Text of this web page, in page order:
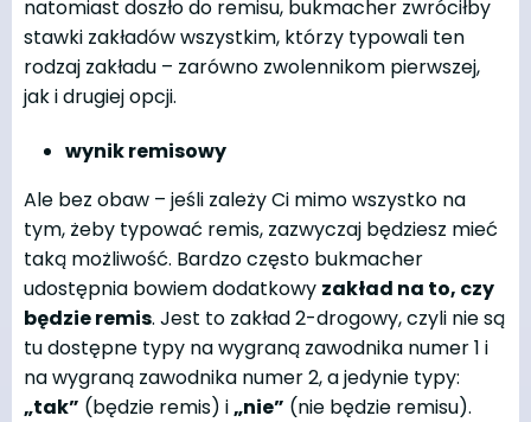
natomiast doszło do remisu, bukmacher zwróciłby
stawki zakładów wszystkim, którzy typowali ten
rodzaj zakładu – zarówno zwolennikom pierwszej,
jak i drugiej opcji.
wynik remisowy
Ale bez obaw – jeśli zależy Ci mimo wszystko na
tym, żeby typować remis, zazwyczaj będziesz mieć
taką możliwość. Bardzo często bukmacher
udostępnia bowiem dodatkowy zakład na to, czy
będzie remis. Jest to zakład 2-drogowy, czyli nie są
tu dostępne typy na wygraną zawodnika numer 1 i
na wygraną zawodnika numer 2, a jedynie typy:
„tak” (będzie remis) i „nie” (nie będzie remisu).